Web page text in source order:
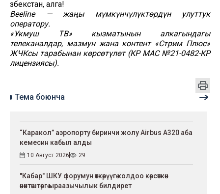
Өзбекстан, алга!
Beeline — жаңы мүмкүнчүлүктөрдүн улуттук
оператору.
«Укмуш ТВ» кызматынын алкагындагы
телеканалдар, мазмун жана контент «Стрим Плюс»
ЖЧКсы тарабынан көрсөтүлөт (КР МАС №21-0482-КР
лицензиясы).
Тема боюнча
“Каракол” аэропорту биринчи жолу Airbus A320 аба
кемесин кабыл алды
10 Август 2026 29
"Кабар" ШКУ форумун өткөрүүгө колдоо көрсөткөн
өнөктөштөргө ыраазычылык билдирет